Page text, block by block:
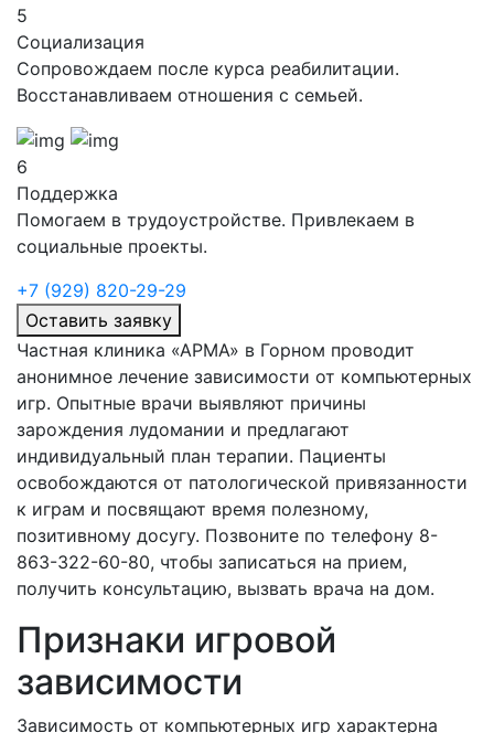
5
Социализация
Сопровождаем после курса реабилитации.
Восстанавливаем отношения с семьей.
6
Поддержка
Помогаем в трудоустройстве. Привлекаем в
социальные проекты.
+7 (929) 820-29-29
Оставить заявку
Частная клиника «АРМА» в Горном проводит
анонимное лечение зависимости от компьютерных
игр. Опытные врачи выявляют причины
зарождения лудомании и предлагают
индивидуальный план терапии. Пациенты
освобождаются от патологической привязанности
к играм и посвящают время полезному,
позитивному досугу. Позвоните по телефону 8-
863-322-60-80, чтобы записаться на прием,
получить консультацию, вызвать врача на дом.
Признаки игровой
зависимости
Зависимость от компьютерных игр характерна